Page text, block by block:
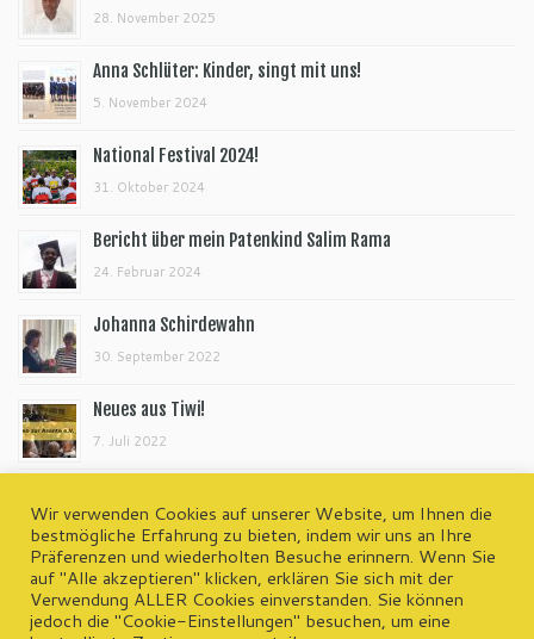
28. November 2025
Anna Schlüter: Kinder, singt mit uns!
5. November 2024
National Festival 2024!
31. Oktober 2024
Bericht über mein Patenkind Salim Rama
24. Februar 2024
Johanna Schirdewahn
30. September 2022
Neues aus Tiwi!
7. Juli 2022
wp-admin
Kontakt | Impressum | Datenschutzerklärung
Wir verwenden Cookies auf unserer Website, um Ihnen die
bestmögliche Erfahrung zu bieten, indem wir uns an Ihre
Präferenzen und wiederholten Besuche erinnern. Wenn Sie
auf "Alle akzeptieren" klicken, erklären Sie sich mit der
Verwendung ALLER Cookies einverstanden. Sie können
jedoch die "Cookie-Einstellungen" besuchen, um eine